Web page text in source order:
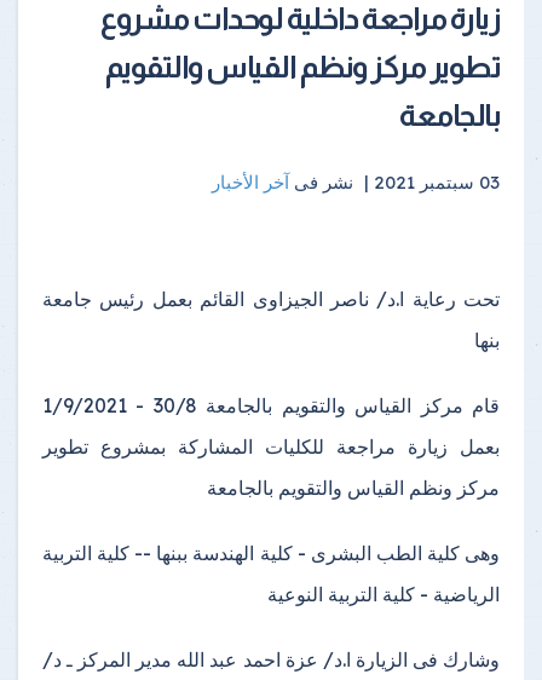
زيارة مراجعة داخلية لوحدات مشروع
تطوير مركز ونظم القياس والتقويم
بالجامعة
03 سبتمبر 2021 | نشر فى آخر الأخبار
تحت رعاية ا.د/ ناصر الجيزاوى القائم بعمل رئيس جامعة
بنها
قام مركز القياس والتقويم بالجامعة 30/8 - 1/9/2021
بعمل زيارة مراجعة للكليات المشاركة بمشروع تطوير
مركز ونظم القياس والتقويم بالجامعة
وهى كلية الطب البشرى - كلية الهندسة ببنها -- كلية التربية
الرياضية - كلية التربية النوعية
وشارك فى الزيارة ا.د/ عزة احمد عبد الله مدير المركز ـ د/